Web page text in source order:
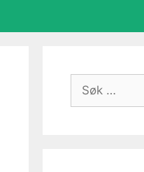
Søk
etter: